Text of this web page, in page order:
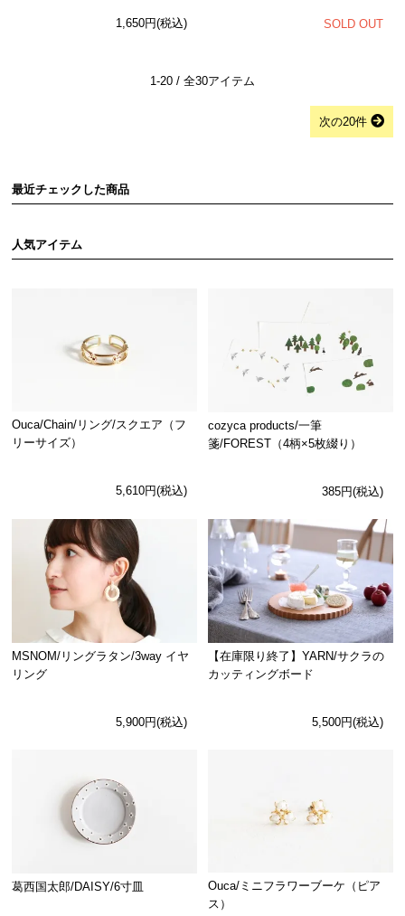
1,650円(税込) SOLD OUT
1-20 / 全30アイテム
次の20件
最近チェックした商品
人気アイテム
Ouca/Chain/リング/スクエア（フ
リーサイズ）
5,610円(税込)
cozyca products/一筆
箋/FOREST（4柄×5枚綴り）
385円(税込)
MSNOM/リングラタン/3way イヤ
リング
5,900円(税込)
【在庫限り終了】YARN/サクラの
カッティングボード
5,500円(税込)
葛西国太郎/DAISY/6寸皿
Ouca/ミニフラワーブーケ（ピア
ス）